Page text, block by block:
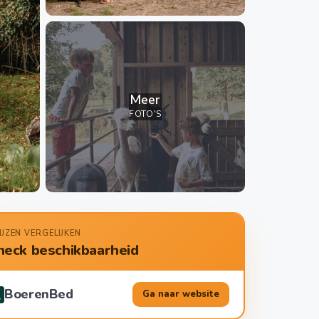
Meer
FOTO'S
VERGELIJKEN
beschikbaarheid
BoerenBed Ga naar website